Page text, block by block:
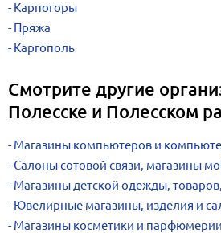
Карпогоры
Пряжа
Каргополь
Смотрите другие
Полесске и Полесском
Магазины компьютеров и
Салоны сотовой связи, магазины
Магазины детской одежды,
Ювелирные магазины, изделия и
Магазины косметики и парфюмерии